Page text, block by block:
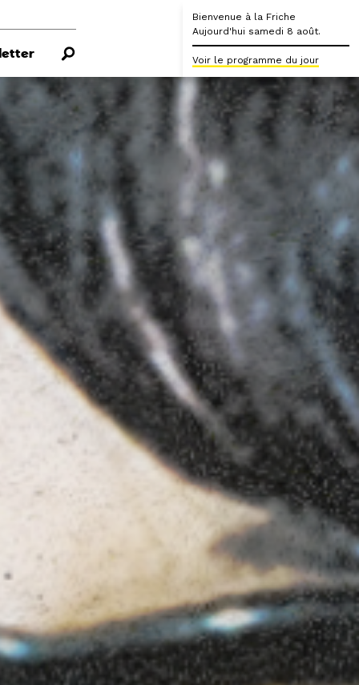
Bienvenue à la Friche
Aujourd'hui samedi 8 août.
Voir le programme du jour